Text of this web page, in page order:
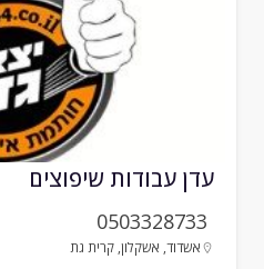
עבודות שיפוצים
0503328733
אשקלון,קרית גת